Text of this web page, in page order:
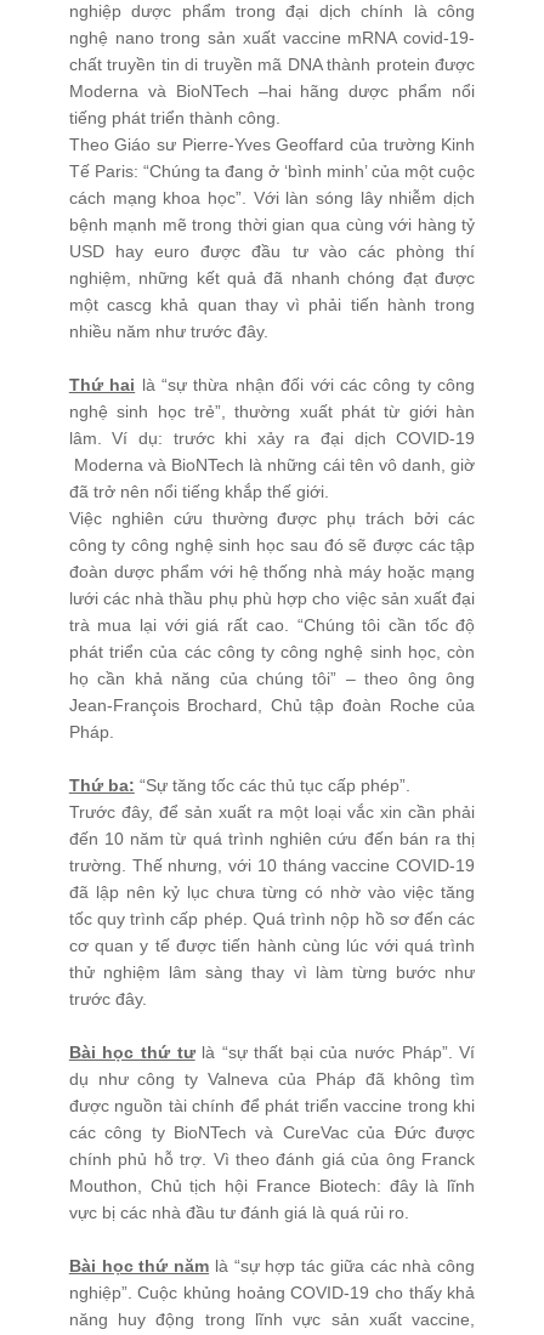
nghiệp dược phẩm trong đại dịch chính là công
nghệ nano trong sản xuất vaccine mRNA covid-19-
chất truyền tin di truyền mã DNA thành protein được
Moderna và BioNTech –hai hãng dược phẩm nổi
tiếng phát triển thành công.
Theo Giáo sư Pierre-Yves Geoffard của trường Kinh
Tế Paris: “Chúng ta đang ở ‘bình minh’ của một cuộc
cách mạng khoa học”. Với làn sóng lây nhiễm dịch
bệnh mạnh mẽ trong thời gian qua cùng với hàng tỷ
USD hay euro được đầu tư vào các phòng thí
nghiệm, những kết quả đã nhanh chóng đạt được
một cascg khả quan thay vì phải tiến hành trong
nhiều năm như trước đây.
Thứ hai là “sự thừa nhận đối với các công ty công
nghệ sinh học trẻ”, thường xuất phát từ giới hàn
lâm. Ví dụ: trước khi xảy ra đại dịch COVID-19
Moderna và BioNTech là những cái tên vô danh, giờ
đã trở nên nổi tiếng khắp thế giới.
Việc nghiên cứu thường được phụ trách bởi các
công ty công nghệ sinh học sau đó sẽ được các tập
đoàn dược phẩm với hệ thống nhà máy hoặc mạng
lưới các nhà thầu phụ phù hợp cho việc sản xuất đại
trà mua lại với giá rất cao. “Chúng tôi cần tốc độ
phát triển của các công ty công nghệ sinh học, còn
họ cần khả năng của chúng tôi” – theo ông ông
Jean-François Brochard, Chủ tập đoàn Roche của
Pháp.
Thứ ba: “Sự tăng tốc các thủ tục cấp phép”.
Trước đây, để sản xuất ra một loại vắc xin cần phải
đến 10 năm từ quá trình nghiên cứu đến bán ra thị
trường. Thế nhưng, với 10 tháng vaccine COVID-19
đã lập nên kỷ lục chưa từng có nhờ vào việc tăng
tốc quy trình cấp phép. Quá trình nộp hồ sơ đến các
cơ quan y tế được tiến hành cùng lúc với quá trình
thử nghiệm lâm sàng thay vì làm từng bước như
trước đây.
Bài học thứ tưlà “sự thất bại của nước Pháp”. Ví
dụ như công ty Valneva của Pháp đã không tìm
được nguồn tài chính để phát triển vaccine trong khi
các công ty BioNTech và CureVac của Đức được
chính phủ hỗ trợ. Vì theo đánh giá của ông Franck
Mouthon, Chủ tịch hội France Biotech: đây là lĩnh
vực bị các nhà đầu tư đánh giá là quá rủi ro.
Bài học thứ năm là “sự hợp tác giữa các nhà công
nghiệp”. Cuộc khủng hoảng COVID-19 cho thấy khả
năng huy động trong lĩnh vực sản xuất vaccine,
Containment
Cleaning
Scada
Turnkey Solution
CONTACT
NEWS
CODE OF CONDUCT
PURCHASE
RECRUITMENT